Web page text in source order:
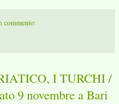
commento:
I TURCHI /
9 novembre a Bari